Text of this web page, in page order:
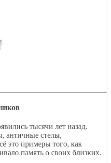
тысячи лет назад.
античные стелы,
это примеры того, как
память о своих близких.